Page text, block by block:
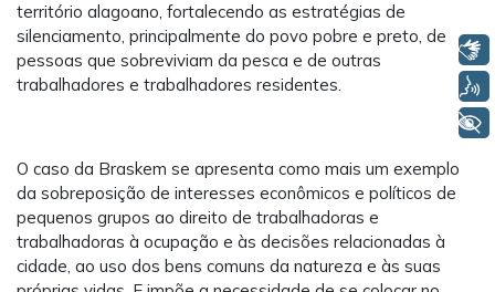
território alagoano, fortalecendo as estratégias de
silenciamento, principalmente do povo pobre e preto, de
pessoas que sobreviviam da pesca e de outras
trabalhadores e trabalhadores residentes.
O caso da Braskem se apresenta como mais um exemplo
da sobreposição de interesses econômicos e políticos de
pequenos grupos ao direito de trabalhadoras e
trabalhadoras à ocupação e às decisões relacionadas à
cidade, ao uso dos bens comuns da natureza e às suas
Libras